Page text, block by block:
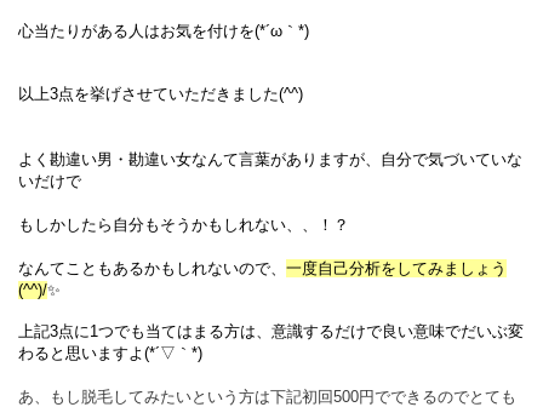
心当たりがある人はお気を付けを(*´ω｀*)
以上3点を挙げさせていただきました(^^)
よく勘違い男・勘違い女なんて言葉がありますが、自分で気づいていな
いだけで
もしかしたら自分もそうかもしれない、、！？
なんてこともあるかもしれないので、 一度自己分析をしてみましょう
(^^)/✨
上記3点に1つでも当てはまる方は、意識するだけで良い意味でだいぶ変
わると思いますよ (*´▽｀*)
あ、もし脱毛してみたいという方は下記初回500円でできるのでとても